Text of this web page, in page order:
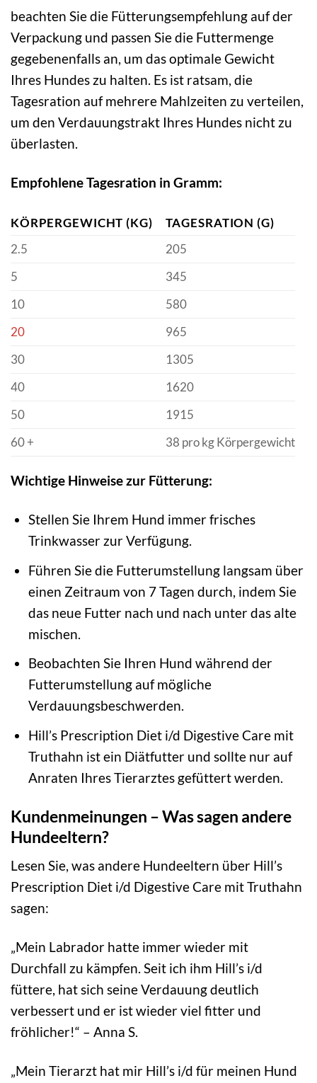
beachten Sie die Fütterungsempfehlung auf der
Verpackung und passen Sie die Futtermenge
gegebenenfalls an, um das optimale Gewicht
Ihres Hundes zu halten. Es ist ratsam, die
Tagesration auf mehrere Mahlzeiten zu verteilen,
um den Verdauungstrakt Ihres Hundes nicht zu
überlasten.
Empfohlene Tagesration in Gramm:
KÖRPERGEWICHT (KG)
TAGESRATION (G)
2.5
205
5
345
10
580
20
965
30
1305
40
1620
50
1915
60 +
38 pro kg Körpergewicht
Wichtige Hinweise zur Fütterung:
Stellen Sie Ihrem Hund immer frisches
Trinkwasser zur Verfügung.
Führen Sie die Futterumstellung langsam über
einen Zeitraum von 7 Tagen durch, indem Sie
das neue Futter nach und nach unter das alte
mischen.
Beobachten Sie Ihren Hund während der
Futterumstellung auf mögliche
Verdauungsbeschwerden.
Hill’s Prescription Diet i/d Digestive Care mit
Truthahn ist ein Diätfutter und sollte nur auf
Anraten Ihres Tierarztes gefüttert werden.
Kundenmeinungen – Was sagen andere
Hundeeltern?
Lesen Sie, was andere Hundeeltern über Hill’s
Prescription Diet i/d Digestive Care mit Truthahn
sagen:
„Mein Labrador hatte immer wieder mit
Durchfall zu kämpfen. Seit ich ihm Hill’s i/d
füttere, hat sich seine Verdauung deutlich
verbessert und er ist wieder viel fitter und
fröhlicher!“ – Anna S.
„Mein Tierarzt hat mir Hill’s i/d für meinen Hund